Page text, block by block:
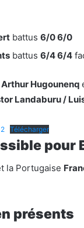
battus 6/0 6/0
battus 6/4 6/4
Arthur Hugounenq
Landaburu /
Télécharger
pour
la Portugaise
présents